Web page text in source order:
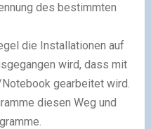
des bestimmten
die Installationen auf
wird, dass mit
gearbeitet wird.
diesen Weg und